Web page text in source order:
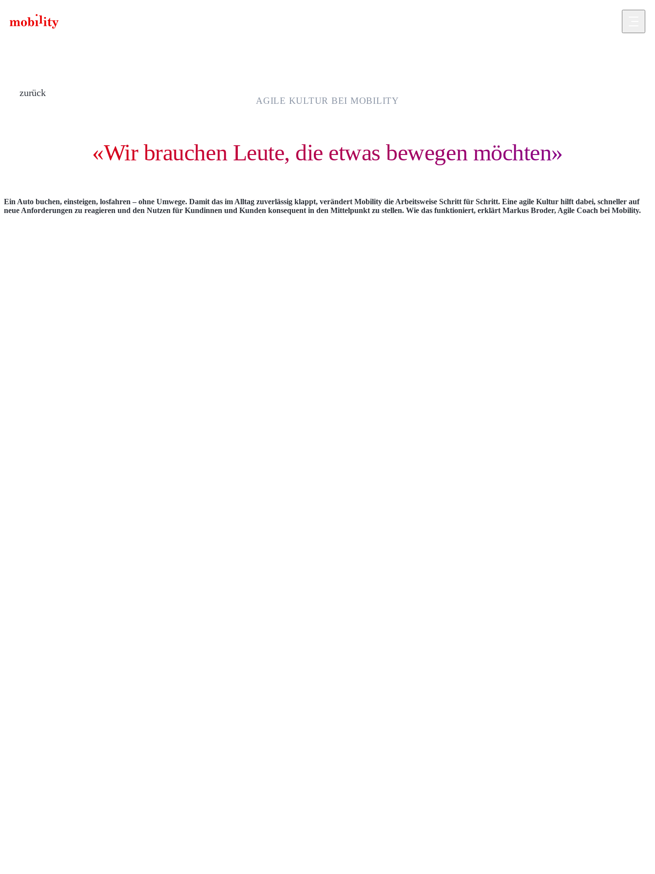
components.SiteLogo.title
zurück
AGILE KULTUR BEI MOBILITY
«Wir brauchen Leute, die etwas bewegen möchten»
Ein Auto buchen, einsteigen, losfahren – ohne Umwege. Damit das im Alltag zuverlässig klappt, verändert Mobility die Arbeitsweise Schritt für Schritt. Eine agile Kultur hilft dabei, schneller auf
neue Anforderungen zu reagieren und den Nutzen für Kundinnen und Kunden konsequent in den Mittelpunkt zu stellen. Wie das funktioniert, erklärt Markus Broder, Agile Coach bei Mobility.